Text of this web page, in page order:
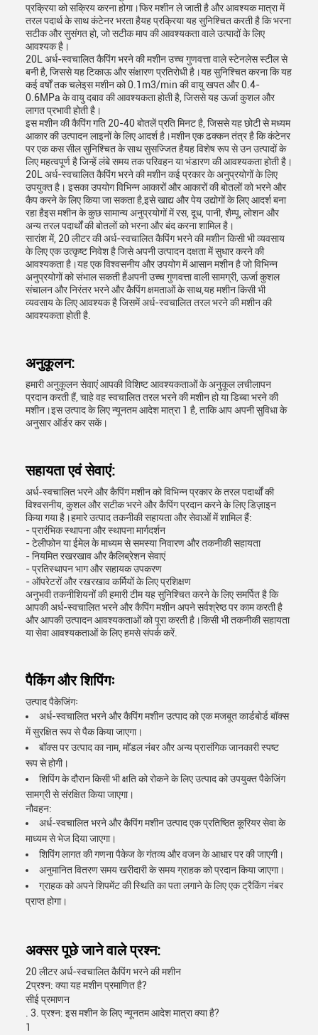
प्रक्रिया को सक्रिय करना होगा।फिर मशीन ले जाती है और आवश्यक मात्रा में
तरल पदार्थ के साथ कंटेनर भरता हैयह प्रक्रिया यह सुनिश्चित करती है कि भरना
सटीक और सुसंगत हो, जो सटीक माप की आवश्यकता वाले उत्पादों के लिए
आवश्यक है।
20L अर्ध-स्वचालित कैपिंग भरने की मशीन उच्च गुणवत्ता वाले स्टेनलेस स्टील से
बनी है, जिससे यह टिकाऊ और संक्षारण प्रतिरोधी है।यह सुनिश्चित करना कि यह
कई वर्षों तक चलेइस मशीन को 0.1m3/min की वायु खपत और 0.4-
0.6MPa के वायु दबाव की आवश्यकता होती है, जिससे यह ऊर्जा कुशल और
लागत प्रभावी होती है।
इस मशीन की कैपिंग गति 20-40 बोतलें प्रति मिनट है, जिससे यह छोटी से मध्यम
आकार की उत्पादन लाइनों के लिए आदर्श है।मशीन एक ढक्कन तंत्र है कि कंटेनर
पर एक कस सील सुनिश्चित के साथ सुसज्जित हैयह विशेष रूप से उन उत्पादों के
लिए महत्वपूर्ण है जिन्हें लंबे समय तक परिवहन या भंडारण की आवश्यकता होती है।
20L अर्ध-स्वचालित कैपिंग भरने की मशीन कई प्रकार के अनुप्रयोगों के लिए
उपयुक्त है। इसका उपयोग विभिन्न आकारों और आकारों की बोतलों को भरने और
कैप करने के लिए किया जा सकता है,इसे खाद्य और पेय उद्योगों के लिए आदर्श बना
रहा हैइस मशीन के कुछ सामान्य अनुप्रयोगों में रस, दूध, पानी, शैम्पू, लोशन और
अन्य तरल पदार्थों की बोतलों को भरना और बंद करना शामिल है।
सारांश में, 20 लीटर की अर्ध-स्वचालित कैपिंग भरने की मशीन किसी भी व्यवसाय
के लिए एक उत्कृष्ट निवेश है जिसे अपनी उत्पादन दक्षता में सुधार करने की
आवश्यकता है।यह एक विश्वसनीय और उपयोग में आसान मशीन है जो विभिन्न
अनुप्रयोगों को संभाल सकती हैअपनी उच्च गुणवत्ता वाली सामग्री, ऊर्जा कुशल
संचालन और निरंतर भरने और कैपिंग क्षमताओं के साथ,यह मशीन किसी भी
व्यवसाय के लिए आवश्यक है जिसमें अर्ध-स्वचालित तरल भरने की मशीन की
आवश्यकता होती है.
अनुकूलन:
हमारी अनुकूलन सेवाएं आपकी विशिष्ट आवश्यकताओं के अनुकूल लचीलापन
प्रदान करती हैं, चाहे वह स्वचालित तरल भरने की मशीन हो या डिब्बा भरने की
मशीन।इस उत्पाद के लिए न्यूनतम आदेश मात्रा 1 है, ताकि आप अपनी सुविधा के
अनुसार ऑर्डर कर सकें।
सहायता एवं सेवाएं:
अर्ध-स्वचालित भरने और कैपिंग मशीन को विभिन्न प्रकार के तरल पदार्थों की
विश्वसनीय, कुशल और सटीक भरने और कैपिंग प्रदान करने के लिए डिज़ाइन
किया गया है।हमारे उत्पाद तकनीकी सहायता और सेवाओं में शामिल हैं:
- प्रारंभिक स्थापना और स्थापना मार्गदर्शन
- टेलीफोन या ईमेल के माध्यम से समस्या निवारण और तकनीकी सहायता
- नियमित रखरखाव और कैलिब्रेशन सेवाएं
- प्रतिस्थापन भाग और सहायक उपकरण
- ऑपरेटरों और रखरखाव कर्मियों के लिए प्रशिक्षण
अनुभवी तकनीशियनों की हमारी टीम यह सुनिश्चित करने के लिए समर्पित है कि
आपकी अर्ध-स्वचालित भरने और कैपिंग मशीन अपने सर्वश्रेष्ठ पर काम करती है
और आपकी उत्पादन आवश्यकताओं को पूरा करती है।किसी भी तकनीकी सहायता
या सेवा आवश्यकताओं के लिए हमसे संपर्क करें.
पैकिंग और शिपिंगः
उत्पाद पैकेजिंगः
अर्ध-स्वचालित भरने और कैपिंग मशीन उत्पाद को एक मजबूत कार्डबोर्ड बॉक्स
में सुरक्षित रूप से पैक किया जाएगा।
बॉक्स पर उत्पाद का नाम, मॉडल नंबर और अन्य प्रासंगिक जानकारी स्पष्ट
रूप से होगी।
शिपिंग के दौरान किसी भी क्षति को रोकने के लिए उत्पाद को उपयुक्त पैकेजिंग
सामग्री से संरक्षित किया जाएगा।
नौवहन:
अर्ध-स्वचालित भरने और कैपिंग मशीन उत्पाद एक प्रतिष्ठित कूरियर सेवा के
माध्यम से भेज दिया जाएगा।
शिपिंग लागत की गणना पैकेज के गंतव्य और वजन के आधार पर की जाएगी।
अनुमानित वितरण समय खरीदारी के समय ग्राहक को प्रदान किया जाएगा।
ग्राहक को अपने शिपमेंट की स्थिति का पता लगाने के लिए एक ट्रैकिंग नंबर
प्राप्त होगा।
अक्सर पूछे जाने वाले प्रश्न:
20 लीटर अर्ध-स्वचालित कैपिंग भरने की मशीन
2प्रश्न: क्या यह मशीन प्रमाणित है?
सीई प्रमाणन
. 3. प्रश्न: इस मशीन के लिए न्यूनतम आदेश मात्रा क्या है?
1